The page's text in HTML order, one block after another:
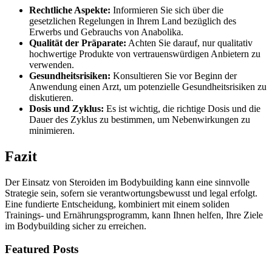
Rechtliche Aspekte: Informieren Sie sich über die
gesetzlichen Regelungen in Ihrem Land bezüglich des
Erwerbs und Gebrauchs von Anabolika.
Qualität der Präparate: Achten Sie darauf, nur qualitativ
hochwertige Produkte von vertrauenswürdigen Anbietern zu
verwenden.
Gesundheitsrisiken: Konsultieren Sie vor Beginn der
Anwendung einen Arzt, um potenzielle Gesundheitsrisiken zu
diskutieren.
Dosis und Zyklus: Es ist wichtig, die richtige Dosis und die
Dauer des Zyklus zu bestimmen, um Nebenwirkungen zu
minimieren.
Fazit
Der Einsatz von Steroiden im Bodybuilding kann eine sinnvolle
Strategie sein, sofern sie verantwortungsbewusst und legal erfolgt.
Eine fundierte Entscheidung, kombiniert mit einem soliden
Trainings- und Ernährungsprogramm, kann Ihnen helfen, Ihre Ziele
im Bodybuilding sicher zu erreichen.
Featured Posts